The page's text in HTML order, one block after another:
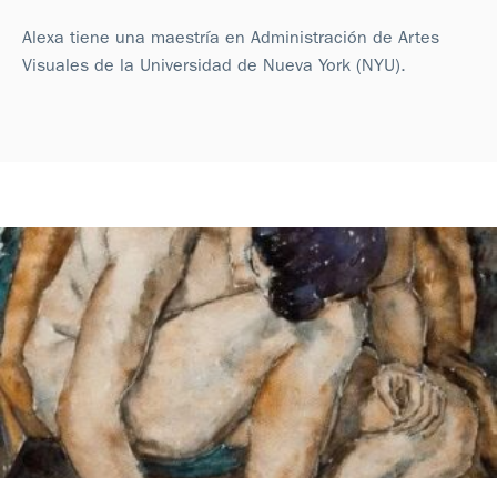
Alexa tiene una maestría en Administración de Artes
Visuales de la Universidad de Nueva York (NYU).